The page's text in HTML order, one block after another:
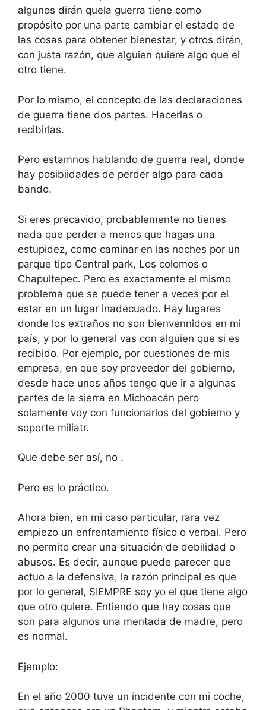
algunos dirán quela guerra tiene como
propósito por una parte cambiar el estado de
las cosas para obtener bienestar, y otros dirán,
con justa razón, que alguien quiere algo que el
otro tiene.
Por lo mismo, el concepto de las declaraciones
de guerra tiene dos partes. Hacerlas o
recibirlas.
Pero estamnos hablando de guerra real, donde
hay posibiidades de perder algo para cada
bando.
Si eres precavido, probablemente no tienes
nada que perder a menos que hagas una
estupidez, como caminar en las noches por un
parque tipo Central park, Los colomos o
Chapultepec. Pero es exactamente el mismo
problema que se puede tener a veces por el
estar en un lugar inadecuado. Hay lugares
donde los extraños no son bienvennidos en mi
país, y por lo general vas con alguien que si es
recibido. Por ejemplo, por cuestiones de mis
empresa, en que soy proveedor del gobierno,
desde hace unos años tengo que ir a algunas
partes de la sierra en Michoacán pero
solamente voy con funcionarios del gobierno y
soporte miliatr.
Que debe ser así, no .
Pero es lo práctico.
Ahora bien, en mi caso particular, rara vez
empiezo un enfrentamiento físico o verbal. Pero
no permito crear una situación de debilidad o
abusos. Es decir, aunque puede parecer que
actuo a la defensiva, la razón principal es que
por lo general, SIEMPRE soy yo el que tiene algo
que otro quiere. Entiendo que hay cosas que
son para algunos una mentada de madre, pero
es normal.
Ejemplo:
En el año 2000 tuve un incidente con mi coche,